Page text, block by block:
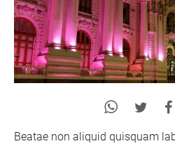
Beatae non aliquid quisquam